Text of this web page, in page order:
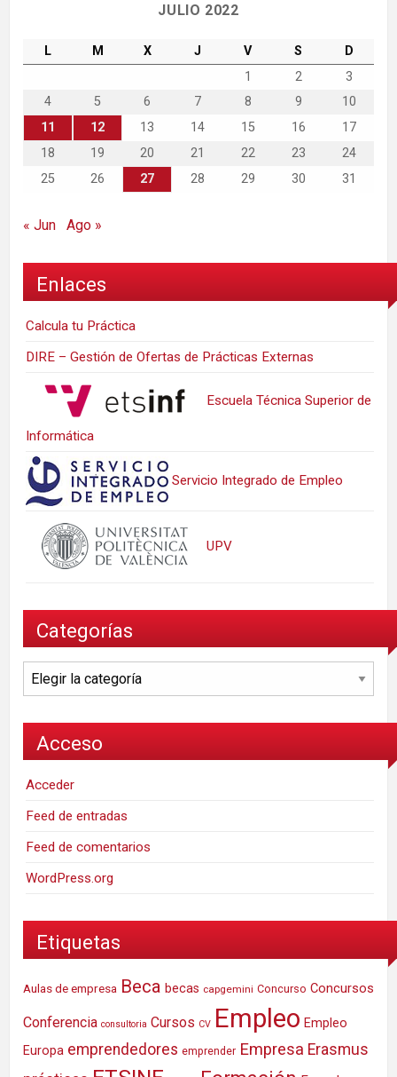
JULIO 2022
L M X J V S
D
1
2
3
4
5 6 7 8 9
10
11
12 13 14 15 16
17
18
19 20 21 22 23
24
25
26 27 28 29 30 31
« Jun Ago »
Enlaces
Calcula tu Práctica
DIRE – Gestión de Ofertas de Prácticas Externas
Escuela Técnica Superior de
Informática
Servicio Integrado de Empleo
UPV
Categorías
Categorías
Acceso
Acceder
Feed de entradas
Feed de comentarios
WordPress.org
Etiquetas
Aulas de empresa Beca becas capgemini Concurso Concursos
Conferencia consultoria Cursos CV Empleo Empleo
Europa emprendedores emprender Empresa Erasmus